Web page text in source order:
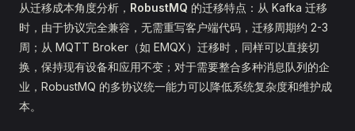
从迁移成本角度分析， RobustMQ 的迁移特点：从 Kafka 迁移
时，由于协议完全兼容，无需重写客户端代码，迁移周期约 2-3
周；从 MQTT Broker（如 EMQX）迁移时，同样可以直接切
换，保持现有设备和应用不变；对于需要整合多种消息队列的企
业，RobustMQ 的多协议统一能力可以降低系统复杂度和维护成
本。